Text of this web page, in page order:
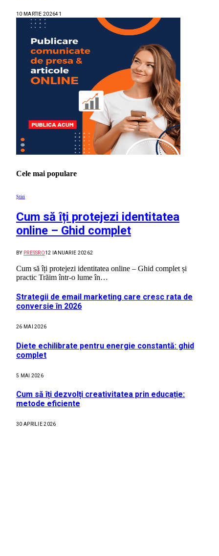
10 MARTIE 202641
Cele mai populare
Știri
Cum să îți protejezi identitatea
online – Ghid complet
BY PRESSRO12 IANUARIE 20262
Cum să îți protejezi identitatea online – Ghid complet și
practic Trăim într-o lume în…
Strategii de email marketing care cresc rata de
conversie în 2026
26 MAI 2026
Diete echilibrate pentru energie constantă: ghid
complet
5 MAI 2026
Cum să îți dezvolți creativitatea prin educație:
metode eficiente
30 APRILIE 2026